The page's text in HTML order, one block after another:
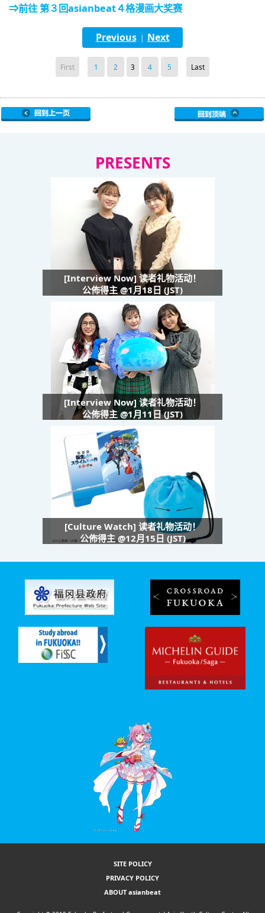
⇒前往 第３回asianbeat４格漫画大奖赛
Previous| Next
First 1 2 3 4 5 Last
PRESENTS
[Interview Now] 读者礼物活动！
公佈得主 @1月18日 (JST)
[Interview Now] 读者礼物活动！
公佈得主 @1月11日 (JST)
[Culture Watch] 读者礼物活动！
公佈得主 @12月15日 (JST)
SITE POLICY
PRIVACY POLICY
ABOUT asianbeat